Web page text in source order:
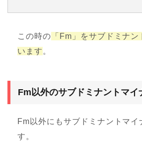
この時の 「Fm」をサブドミナ
います 。
Fm以外のサブドミナントマイ
Fm以外にもサブドミナントマイ
す。